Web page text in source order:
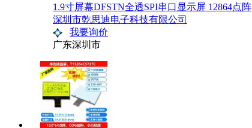
1.9寸屏幕DFSTN全透SPI串口显示屏 12864点阵
深圳市乾思迪电子科技有限公司
我要询价
广东深圳市